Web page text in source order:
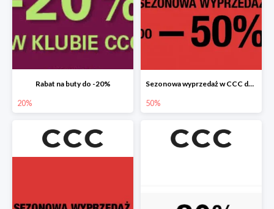
Rabat na buty do -20%
20%
Sezonowa wyprzedaż w CCC do -50%
50%